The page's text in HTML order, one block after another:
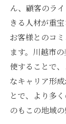
自分
索法
川越
ップ
職場
川越
最新ト
求人情報
ん、顧客のラ
きる人材が重
お客様とのコ
ます。川越市
使することで
なキャリア形
とで、より多
のもこの地域の